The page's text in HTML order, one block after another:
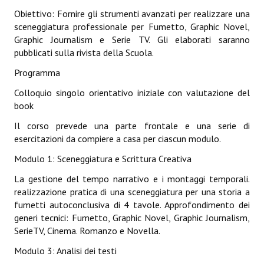
Obiettivo: Fornire gli strumenti avanzati per realizzare una
sceneggiatura professionale per Fumetto, Graphic Novel,
Graphic Journalism e Serie TV. Gli elaborati saranno
pubblicati sulla rivista della Scuola.
Programma
Colloquio singolo orientativo iniziale con valutazione del
book
Il corso prevede una parte frontale e una serie di
esercitazioni da compiere a casa per ciascun modulo.
Modulo 1: Sceneggiatura e Scrittura Creativa
La gestione del tempo narrativo e i montaggi temporali.
realizzazione pratica di una sceneggiatura per una storia a
fumetti autoconclusiva di 4 tavole. Approfondimento dei
generi tecnici: Fumetto, Graphic Novel, Graphic Journalism,
SerieTV, Cinema. Romanzo e Novella.
Modulo 3: Analisi dei testi